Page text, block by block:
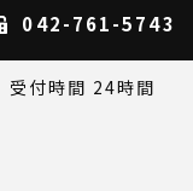
042-761-5743
受付時間 24時間